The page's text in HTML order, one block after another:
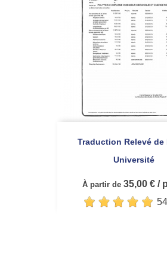
Traduction Relevé de
Université
À partir de 35,00 € /